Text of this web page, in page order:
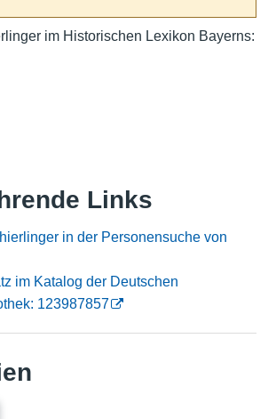
im Historischen Lexikon Bayerns:
Links
in der Personensuche von
im Katalog der Deutschen
123987857